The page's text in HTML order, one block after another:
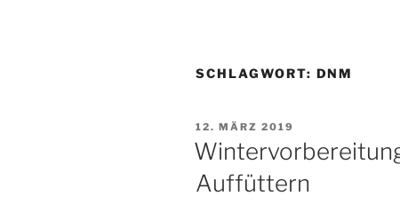
SCHLAGWORT: DNM
VERÖFFENTLICHT
AM
12. MÄRZ 2019
Auffüttern